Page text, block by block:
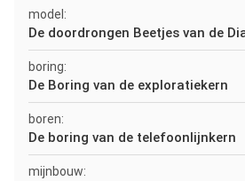
model:
De doordrongen Beetjes van de
boring:
De Boring van de exploratiekern
boren:
De boring van de telefoonlijnkern
mijnbouw: